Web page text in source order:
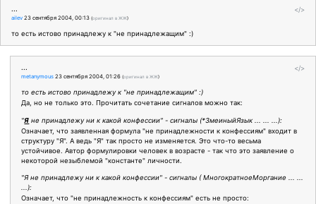
</>
...
ailev 23 сентября 2004, 00:13 (оригинал в ЖЖ)
то есть истово принадлежу к "не принадлежащим" :)
</>
...
metanymous 23 сентября 2004, 01:26 (оригинал в ЖЖ)
то есть истово принадлежу к "не принадлежащим" :)
Да, но не только это. Прочитать сочетание сигналов можно так:
"Я не принадлежу ни к какой конфессии" - сигналы (*ЗмеиныйЯзык ... ... ...):
Означает, что заявленная формула "не принадлежности к конфессиям" входит в
структуру "Я". А ведь "Я" так просто не изменяется. Это что-то весьма
устойчивое. Автор формулировки человек в возрасте - так что это заявление о
некоторой незыблемой "константе" личности.
"Я не принадлежу ни к какой конфессии" - сигналы ( МногократноеМоргание ... ...
...):
Означает, что "не принадлежность к конфессиям" есть не просто: